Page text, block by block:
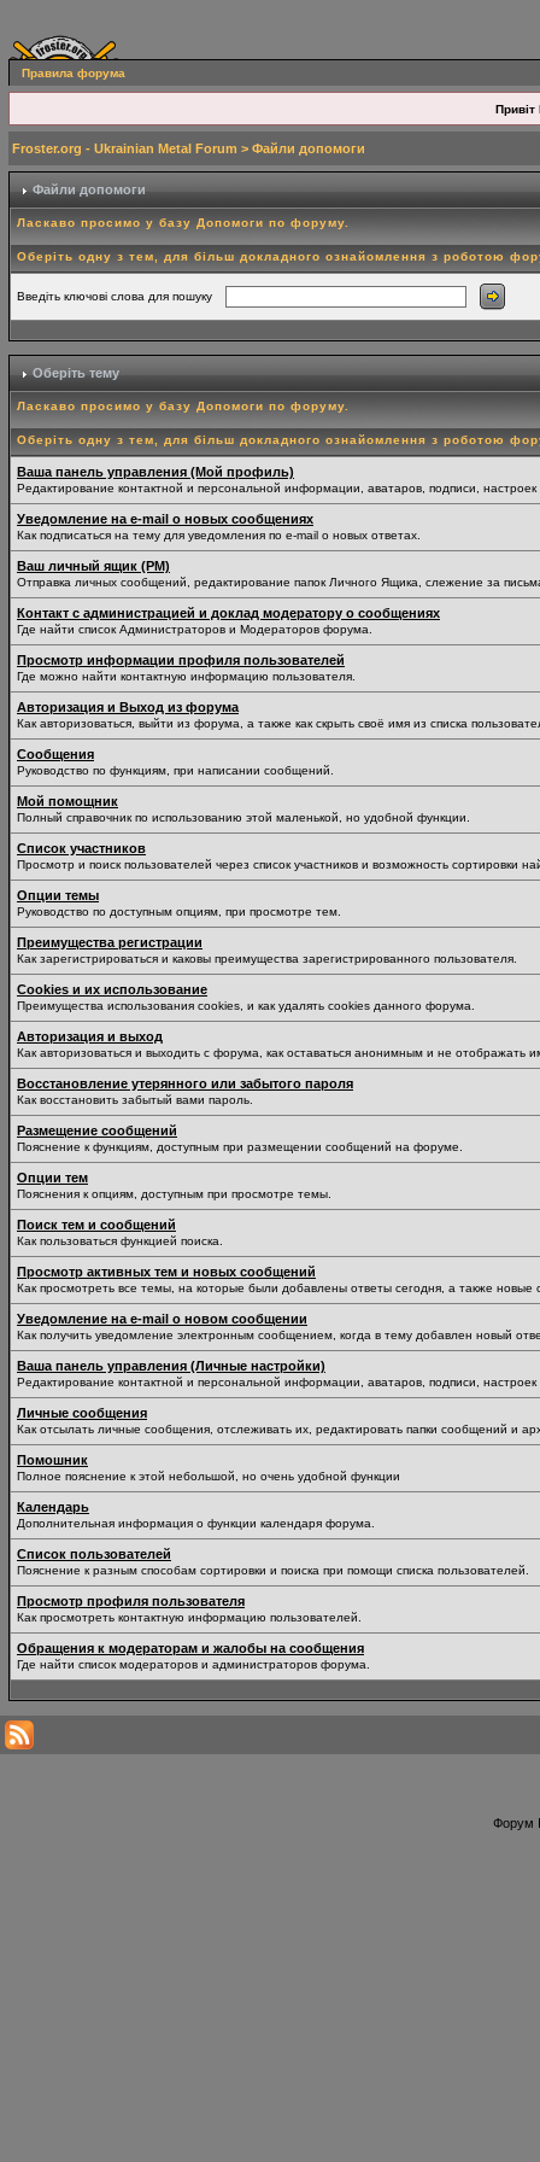
Правила форума
Привіт
Froster.org - Ukrainian Metal Forum > Файли допомоги
Файли допомоги
Ласкаво просимо у базу Допомоги по форуму.
Оберіть одну з тем, для більш докладного ознайомлення з роботою
Введіть ключові слова для пошуку
Оберіть тему
Ласкаво просимо у базу Допомоги по форуму.
Оберіть одну з тем, для більш докладного ознайомлення з роботою
Ваша панель управления (Мой профиль)
Редактирование контактной и персональной информации, аватаров, подписи,
Уведомление на e-mail о новых сообщениях
Как подписаться на тему для уведомления по e-mail о новых ответах.
Ваш личный ящик (PM)
Отправка личных сообщений, редактирование папок Личного Ящика, слежение за
Контакт с администрацией и доклад модератору о сообщениях
Где найти список Администраторов и Модераторов форума.
Просмотр информации профиля пользователей
Где можно найти контактную информацию пользователя.
Авторизация и Выход из форума
Как авторизоваться, выйти из форума, а также как скрыть своё имя из списка
Сообщения
Руководство по функциям, при написании сообщений.
Мой помощник
Полный справочник по использованию этой маленькой, но удобной функции.
Список участников
Просмотр и поиск пользователей через список участников и возможность сортировки
Опции темы
Руководство по доступным опциям, при просмотре тем.
Преимущества регистрации
Как зарегистрироваться и каковы преимущества зарегистрированного пользователя.
Cookies и их использование
Преимущества использования cookies, и как удалять cookies данного форума.
Авторизация и выход
Как авторизоваться и выходить с форума, как оставаться анонимным и не отображать
Восстановление утерянного или забытого пароля
Как восстановить забытый вами пароль.
Размещение сообщений
Пояснение к функциям, доступным при размещении сообщений на форуме.
Опции тем
Пояснения к опциям, доступным при просмотре темы.
Поиск тем и сообщений
Как пользоваться функцией поиска.
Просмотр активных тем и новых сообщений
Как просмотреть все темы, на которые были добавлены ответы сегодня, а также
Уведомление на е-mail о новом сообщении
Как получить уведомление электронным сообщением, когда в тему добавлен новый
Ваша панель управления (Личные настройки)
Редактирование контактной и персональной информации, аватаров, подписи,
Личные сообщения
Как отсылать личные сообщения, отслеживать их, редактировать папки сообщений и
Помошник
Полное пояснение к этой небольшой, но очень удобной функции
Календарь
Дополнительная информация о функции календаря форума.
Список пользователей
Пояснение к разным способам сортировки и поиска при помощи списка пользователей.
Просмотр профиля пользователя
Как просмотреть контактную информацию пользователей.
Обращения к модераторам и жалобы на сообщения
Где найти список модераторов и администраторов форума.
Форум